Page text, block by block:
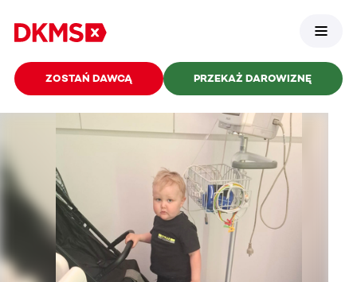
ZOSTAŃ DAWCĄ PRZEKAŻ DAROWIZNĘ